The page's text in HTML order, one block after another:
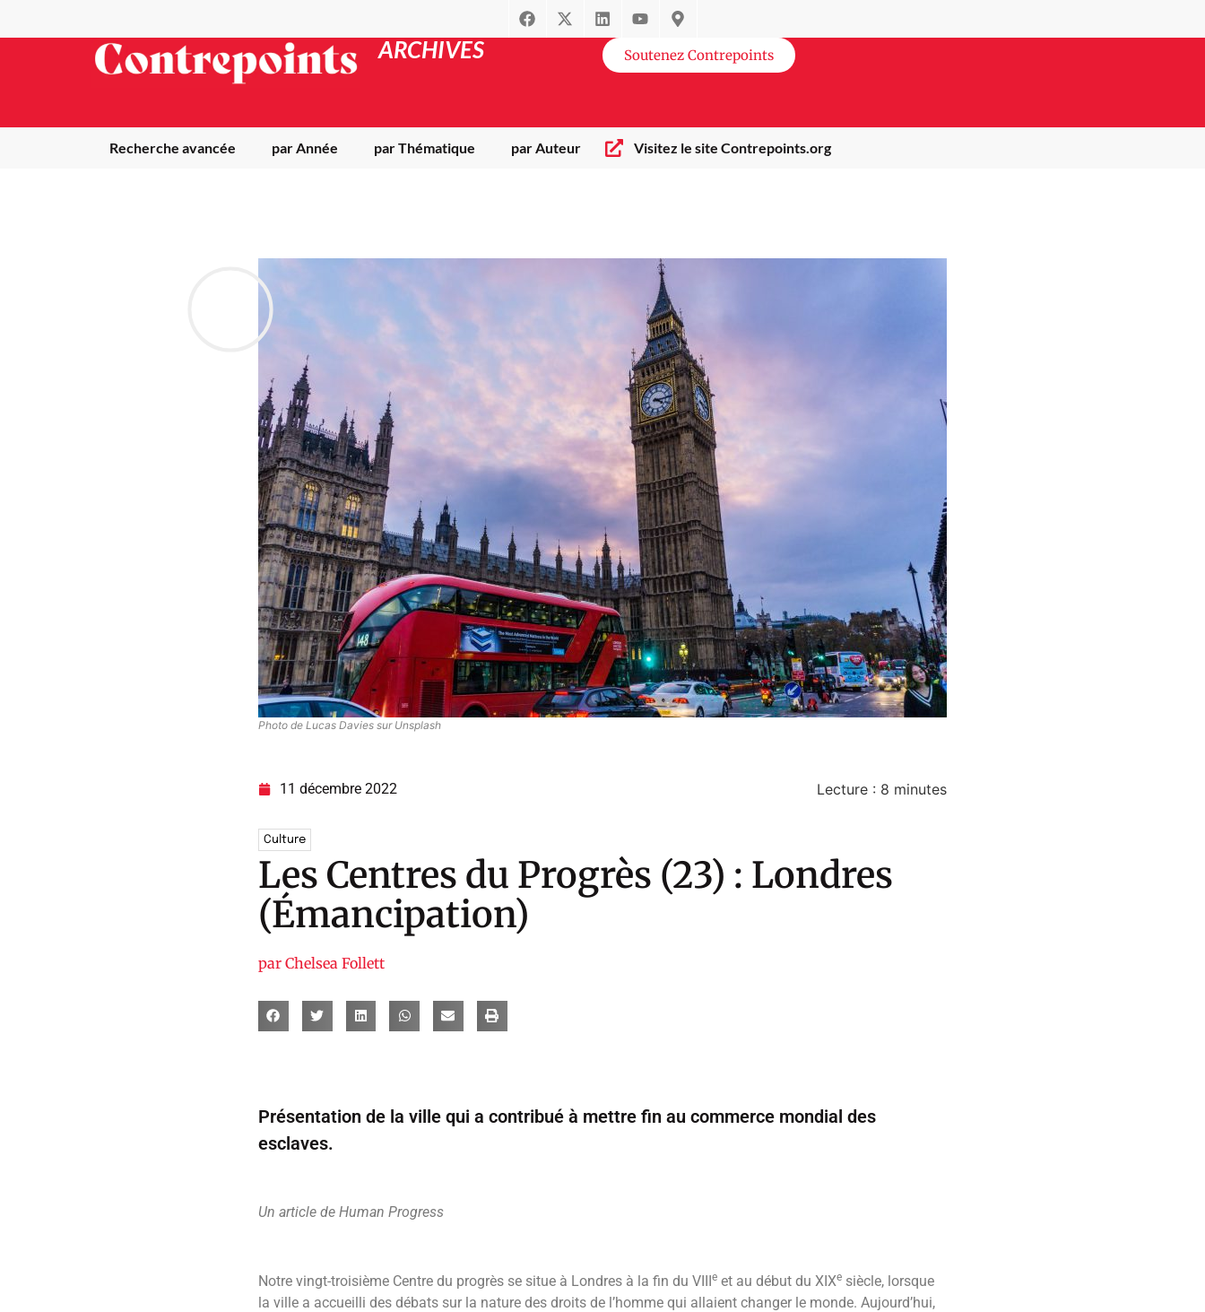
ARCHIVES Soutenez Contrepoints
Recherche avancée par Année par Thématique par Auteur Visitez le site Contrepoints.org
Photo de Lucas Davies sur Unsplash
11 décembre 2022 Lecture : 8 minutes
Culture
Les Centres du Progrès (23) : Londres
(Émancipation)
par Chelsea Follett
Présentation de la ville qui a contribué à mettre fin au commerce mondial des
esclaves.
Un article de Human Progress
Notre vingt-troisième Centre du progrès se situe à Londres à la fin du VIIIe et au début du XIXe siècle, lorsque
la ville a accueilli des débats sur la nature des droits de l’homme qui allaient changer le monde. Aujourd’hui,